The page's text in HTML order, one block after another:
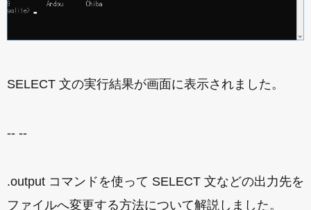
SELECT 文の実行結果が画面に表示されました。
-- --
.output コマンドを使って SELECT 文などの出力先を
ファイルへ変更する方法について解説しました。